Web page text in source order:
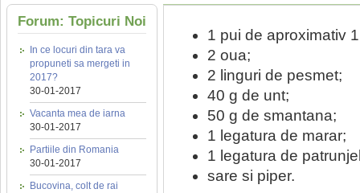
Forum: Topicuri Noi
In ce locuri din tara va
propuneti sa mergeti in
2017?
30-01-2017
Vacanta mea de iarna
30-01-2017
Partiile din Romania
30-01-2017
Bucovina, colt de rai
1 pui de aproximativ
2 oua;
2 linguri de pesmet;
40 g de unt;
50 g de smantana;
1 legatura de marar;
1 legatura de
sare si piper.